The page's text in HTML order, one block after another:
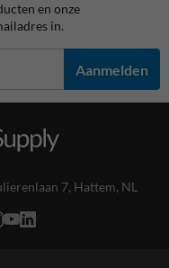
en onze
in.
Aanmelden
7, Hattem, NL